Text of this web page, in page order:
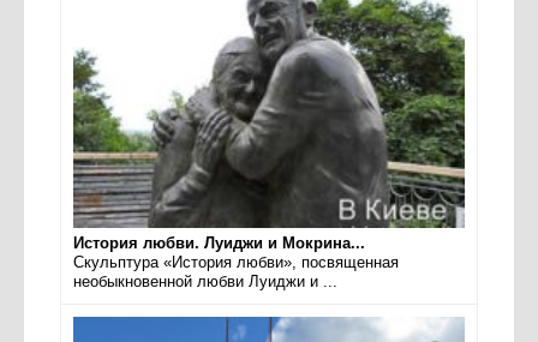
История любви. Луиджи и Мокрина...
Скульптура «История любви», посвященная
необыкновенной любви Луиджи и ...